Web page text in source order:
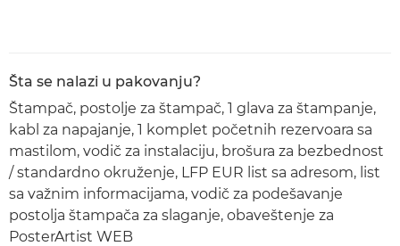
Šta se nalazi u pakovanju?
Štampač, postolje za štampač, 1 glava za štampanje,
kabl za napajanje, 1 komplet početnih rezervoara sa
mastilom, vodič za instalaciju, brošura za bezbednost
/ standardno okruženje, LFP EUR list sa adresom, list
sa važnim informacijama, vodič za podešavanje
postolja štampača za slaganje, obaveštenje za
PosterArtist WEB